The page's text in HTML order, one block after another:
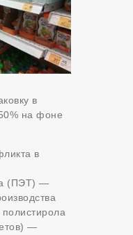
в
на фоне
в
(ПЭТ) —
—